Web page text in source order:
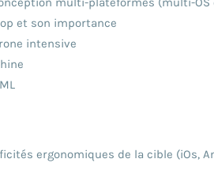
et son importance
intensive
ergonomiques de la cible (iOs,